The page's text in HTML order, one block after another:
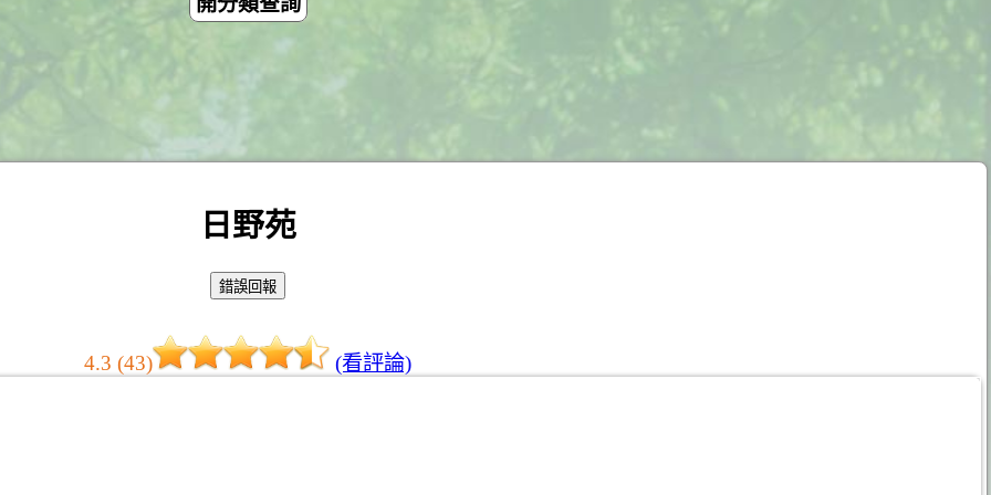
日野苑
4.3 (43) (看評論)